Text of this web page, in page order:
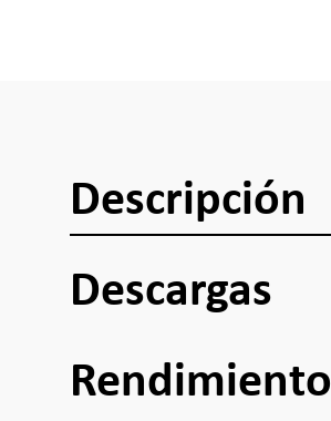
Descripción
Descargas
Rendimiento